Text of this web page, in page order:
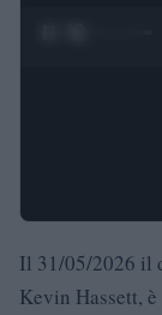
Il 31/05/2026 il
Kevin Hassett,